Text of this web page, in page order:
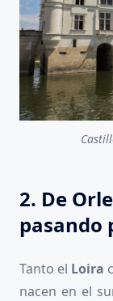
2. De
pasando
Tanto el Loira
nacen en el